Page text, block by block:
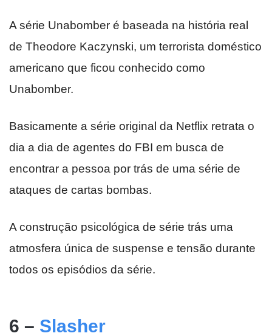
A série Unabomber é baseada na história real
de Theodore Kaczynski, um terrorista doméstico
americano que ficou conhecido como
Unabomber.
Basicamente a série original da Netflix retrata o
dia a dia de agentes do FBI em busca de
encontrar a pessoa por trás de uma série de
ataques de cartas bombas.
A construção psicológica de série trás uma
atmosfera única de suspense e tensão durante
todos os episódios da série.
6 – Slasher